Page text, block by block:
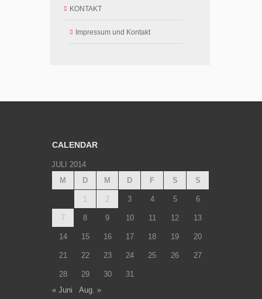
KONTAKT
Impressum und Kontakt
CALENDAR
JULI 2014
M
D M D F S S
1 2 3 4 5 6
7 8 9 10 11 12 13
14 15 16 17 18 19 20
21 22 23 24 25 26 27
28 29 30
31
« Juni
Aug. »